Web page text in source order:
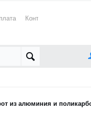
Контакты
из алюминия и